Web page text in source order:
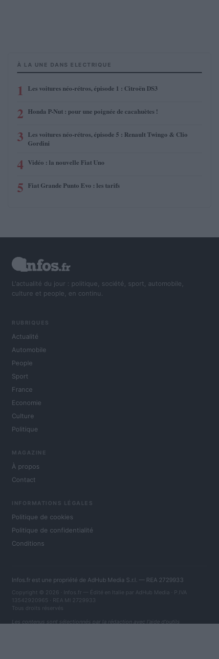
À LA UNE DANS ELECTRIQUE
1 Les voitures néo-rétros, épisode 1 : Citroën DS3
2 Honda P-Nut : pour une poignée de cacahuètes !
3 Les voitures néo-rétros, épisode 5 : Renault Twingo & Clio
Gordini
4 Vidéo : la nouvelle Fiat Uno
5 Fiat Grande Punto Evo : les tarifs
L'actualité du jour : politique, société, sport, automobile,
culture et people, en continu.
RUBRIQUES
Actualité
Automobile
People
Sport
France
Economie
Culture
Politique
MAGAZINE
À propos
Contact
INFORMATIONS LÉGALES
Politique de cookies
Politique de confidentialité
Conditions
Infos.fr est une propriété de AdHub Media S.r.l. — REA 2729933
Copyright © 2026 · Infos.fr — Édité en Italie par AdHub Media · P.IVA
13542920965 · REA MI 2729933
Tous droits réservés
Les contenus sont sélectionnés par la rédaction avec l'aide d'outils